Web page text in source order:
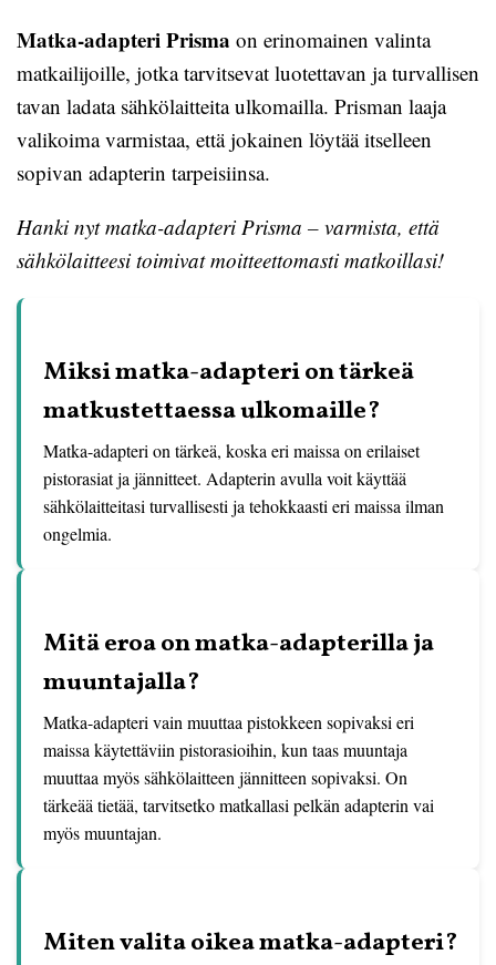
Matka-adapteri Prisma on erinomainen valinta
matkailijoille, jotka tarvitsevat luotettavan ja turvallisen
tavan ladata sähkölaitteita ulkomailla. Prisman laaja
valikoima varmistaa, että jokainen löytää itselleen
sopivan adapterin tarpeisiinsa.
Hanki nyt matka-adapteri Prisma – varmista, että
sähkölaitteesi toimivat moitteettomasti matkoillasi!
Miksi matka-adapteri on tärkeä
matkustettaessa ulkomaille?
Matka-adapteri on tärkeä, koska eri maissa on erilaiset
pistorasiat ja jännitteet. Adapterin avulla voit käyttää
sähkölaitteitasi turvallisesti ja tehokkaasti eri maissa ilman
ongelmia.
Mitä eroa on matka-adapterilla ja
muuntajalla?
Matka-adapteri vain muuttaa pistokkeen sopivaksi eri
maissa käytettäviin pistorasioihin, kun taas muuntaja
muuttaa myös sähkölaitteen jännitteen sopivaksi. On
tärkeää tietää, tarvitsetko matkallasi pelkän adapterin vai
myös muuntajan.
Miten valita oikea matka-adapteri?